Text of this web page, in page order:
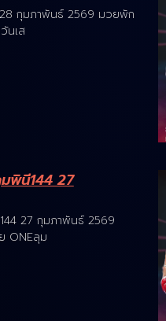
กุมภาพันธ์ 2569 มวยพัก
นเส
พินี144 27
27 กุมภาพันธ์ 2569
ONEลุม